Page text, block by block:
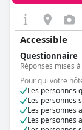
Cependant, il
souligné la
les chambres et
occasionnels.
marches
un fauteuil
généraux
séjour pratique
Accessible
Questionnaire
Réponses mises
Pour qui votre
Les personnes
Les personnes
Les personnes
Les personnes